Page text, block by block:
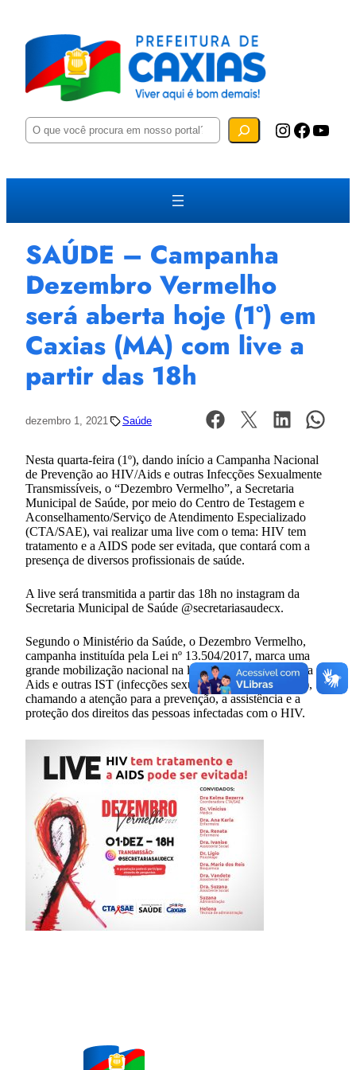
P
e
u
a
Instagram Facebook YouTube
SAÚDE – Campanha
Dezembro Vermelho
será aberta hoje (1º) em
Caxias (MA) com live a
partir das 18h
dezembro 1, 2021 Saúde
Nesta quarta-feira (1º), dando início a Campanha Nacional
de Prevenção ao HIV/Aids e outras Infecções Sexualmente
Transmissíveis, o “Dezembro Vermelho”, a Secretaria
Municipal de Saúde, por meio do Centro de Testagem e
Aconselhamento/Serviço de Atendimento Especializado
(CTA/SAE), vai realizar uma live com o tema: HIV tem
tratamento e a AIDS pode ser evitada, que contará com a
presença de diversos profissionais de saúde.
A live será transmitida a partir das 18h no instagram da
Secretaria Municipal de Saúde @secretariasaudecx.
Segundo o Ministério da Saúde, o Dezembro Vermelho,
campanha instituída pela Lei nº 13.504/2017, marca uma
grande mobilização nacional na luta contra o vírus HIV, a
Aids e outras IST (infecções sexualmente transmissíveis),
chamando a atenção para a prevenção, a assistência e a
proteção dos direitos das pessoas infectadas com o HIV.